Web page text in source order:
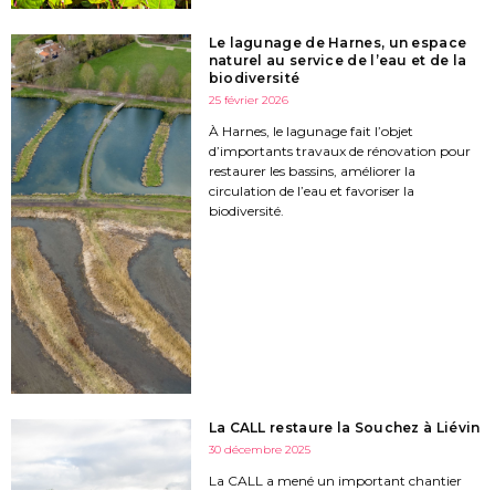
Le lagunage de Harnes, un espace
naturel au service de l’eau et de la
biodiversité
25 février 2026
À Harnes, le lagunage fait l’objet
d’importants travaux de rénovation pour
restaurer les bassins, améliorer la
circulation de l’eau et favoriser la
biodiversité.
La CALL restaure la Souchez à Liévin
30 décembre 2025
La CALL a mené un important chantier